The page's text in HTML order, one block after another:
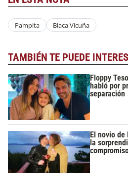
Pampita Blaca Vicuña
TAMBIÉN TE PUEDE
Floppy
habló por
separación
El novio
la